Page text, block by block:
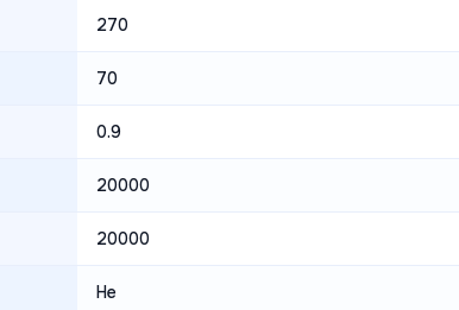
270
70
0.9
20000
20000
Не